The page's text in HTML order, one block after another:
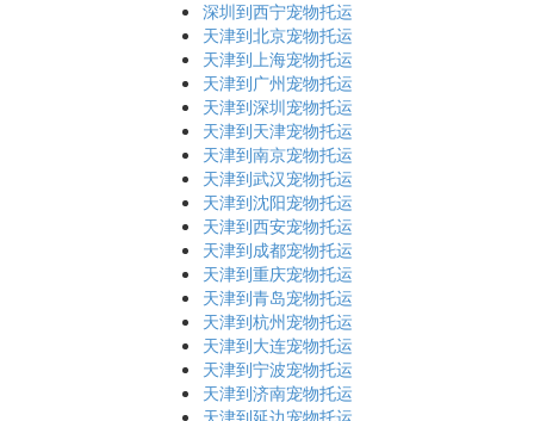
深圳到西宁宠物托运
天津到北京宠物托运
天津到上海宠物托运
天津到广州宠物托运
天津到深圳宠物托运
天津到天津宠物托运
天津到南京宠物托运
天津到武汉宠物托运
天津到沈阳宠物托运
天津到西安宠物托运
天津到成都宠物托运
天津到重庆宠物托运
天津到青岛宠物托运
天津到杭州宠物托运
天津到大连宠物托运
天津到宁波宠物托运
天津到济南宠物托运
天津到延边宠物托运